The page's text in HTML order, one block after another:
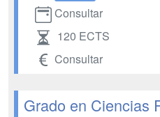
Consultar
120 ECTS
Consultar
Grado en Ciencias